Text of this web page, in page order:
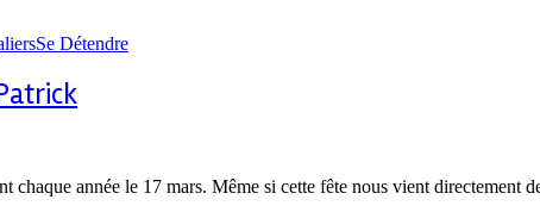
Se Détendre
chaque année le 17 mars. Même si cette fête nous vient directement